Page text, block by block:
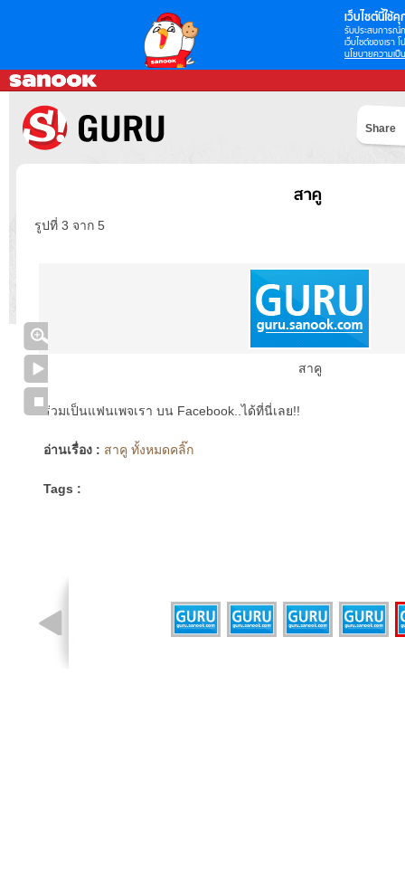
เว็บไซต์นี้ใช้คุ
รับประสบการณ์
เว็บไซต์ของเรา
นโยบายความเป็
Share
สาคู
รูปที่ 3 จาก 5
สาคู
ร่วมเป็นแฟนเพจเรา บน Facebook..ได้ที่นี่เลย!!
อ่านเรื่อง : สาคู ทั้งหมดคลิ๊ก
Tags :